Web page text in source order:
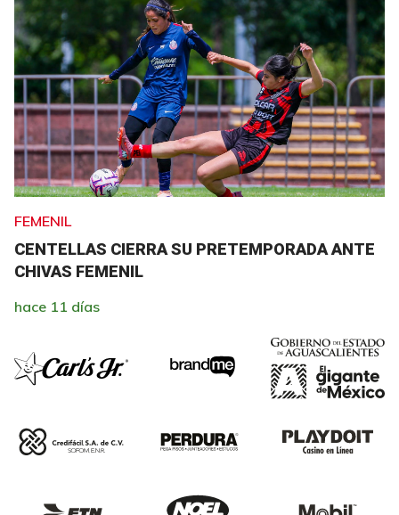
FEMENIL
CENTELLAS CIERRA SU PRETEMPORADA ANTE
CHIVAS FEMENIL
hace 11 días